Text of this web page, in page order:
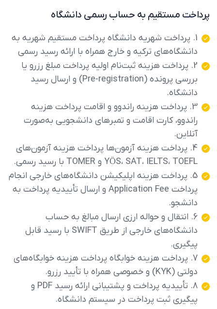
پرداخت مستقیم به حساب رسمی دانشگاه
1. پرداخت شهریه دانشگاه پرداخت مستقیم شهریه به
دانشگاه‌های ترکیه و خارج همراه با ارائه رسید رسمی
2. پرداخت هزینه ثبت‌نام اولیه پرداخت مبلغ رزرو یا
بررسی پرونده (Pre-registration) و ارسال رسید
دانشگاه.
3. پرداخت هزینه راندوو و اقامت پرداخت هزینه
راندوو، کارت اقامت و تمبرهای دانشجویی به‌صورت
آنلاین.
4. پرداخت هزینه آزمون‌ها پرداخت هزینه آزمون‌های
YÖS، SAT، IELTS، TOEFL و TOMER با رسید رسمی.
5. پرداخت هزینه اپلیکیشن دانشگاه‌های خارجی انجام
پرداخت Application Fee و ارسال تأییدیه پرداخت به
دانشجو.
6. انتقال و حواله ارزی ارسال مبالغ به حساب
دانشگاه‌های خارجی از طریق SWIFT با رسید قابل
پیگیری.
7. پرداخت هزینه خوابگاه پرداخت هزینه خوابگاه‌های
دولتی (KYK) و خصوصی همراه با تأیید رزرو.
8. تأییدیه پرداخت و پشتیبانی ارائه رسید PDF و
پیگیری ثبت پرداخت در سیستم دانشگاه.